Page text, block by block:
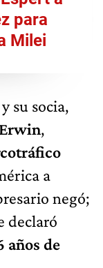
para
Milei
su socia,
,
a
negó;
declaró
años de